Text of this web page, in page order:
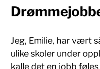
Jeg, Emilie, har vært
ulike skoler under
kalle det en jobb